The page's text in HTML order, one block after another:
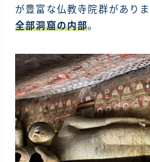
が豊富な仏教寺院群があり
全部洞窟の内部。